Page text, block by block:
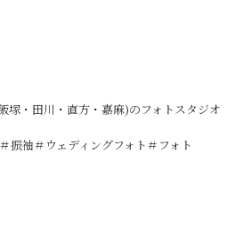
塚・田川・直方・嘉麻)のフォトスタジオ
振袖＃ウェディングフォト＃フォト